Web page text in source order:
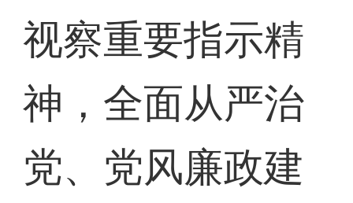
视察重要指示精
神，全面从严治
党、党风廉政建